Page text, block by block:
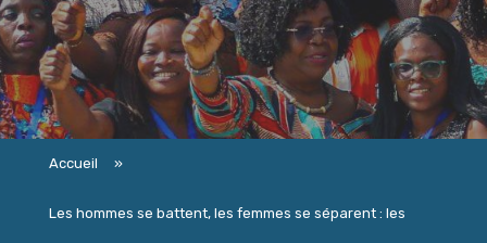
Accueil »
Les hommes se battent, les femmes se séparent : les